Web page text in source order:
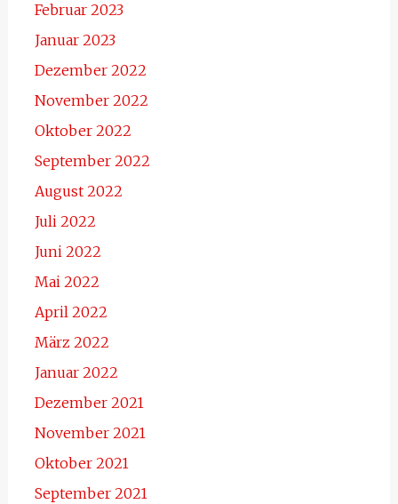
Februar 2023
Januar 2023
Dezember 2022
November 2022
Oktober 2022
September 2022
August 2022
Juli 2022
Juni 2022
Mai 2022
April 2022
März 2022
Januar 2022
Dezember 2021
November 2021
Oktober 2021
September 2021